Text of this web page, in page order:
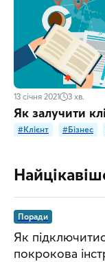
13 січня 2021 3 хв.
Як залучити
#Клієнт #Бізнес
Поради
Як
покрокова